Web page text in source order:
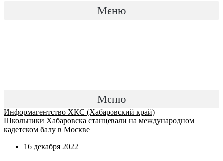
Меню
Меню
Информагентство ХКС (Хабаровский край)
Школьники Хабаровска станцевали на международном
кадетском балу в Москве
16 декабря 2022